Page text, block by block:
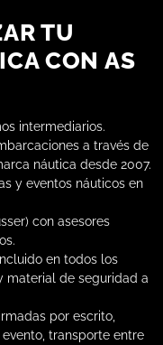
TU
CON AS
intermediarios.
a través de
náutica desde 2007.
y eventos náuticos en
con asesores
en todos los
material de seguridad a
por escrito,
transporte entre